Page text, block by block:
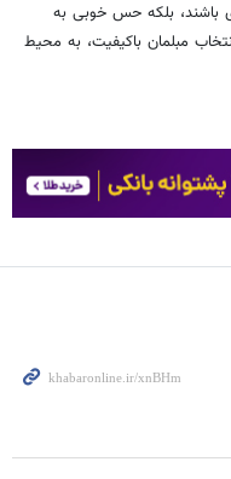
باشند، بلکه حس خوبی به
مبلمان باکیفیت، به محیط